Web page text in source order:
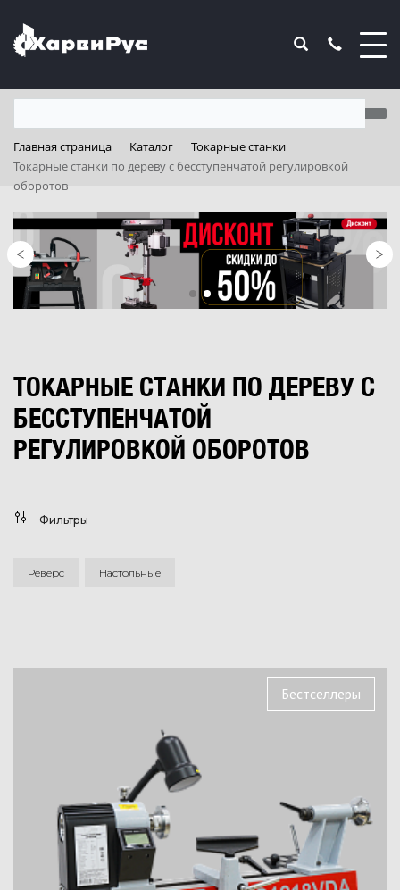
Главная страница Каталог
Токарные станки
Токарные станки по дереву с бесступенчатой регулировкой
оборотов
ТОКАРНЫЕ СТАНКИ ПО ДЕРЕВУ С
БЕССТУПЕНЧАТОЙ
РЕГУЛИРОВКОЙ ОБОРОТОВ
Фильтры
Реверс Настольные
Бестселлеры